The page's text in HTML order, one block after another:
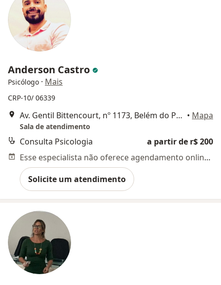
Anderson Castro
Psicólogo · Mais
CRP-10/ 06339
Av. Gentil Bittencourt, nº 1173, Belém do Pará • Mapa
Sala de atendimento
Consulta Psicologia
a partir de r$ 200
Esse especialista não oferece agendamento online para esse endereço.
Solicite um atendimento